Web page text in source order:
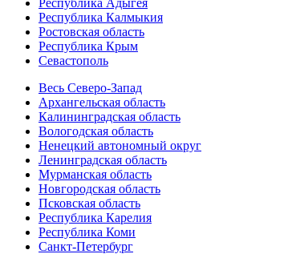
Республика Адыгея
Республика Калмыкия
Ростовская область
Республика Крым
Севастополь
Весь Северо-Запад
Архангельская область
Калининградская область
Вологодская область
Ненецкий автономный округ
Ленинградская область
Мурманская область
Новгородская область
Псковская область
Республика Карелия
Республика Коми
Санкт-Петербург